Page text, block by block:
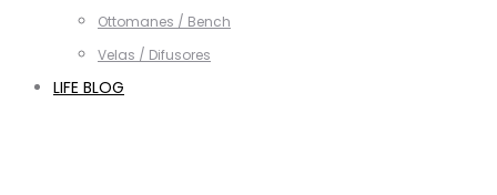
Ottomanes / Bench
Velas / Difusores
LIFE BLOG